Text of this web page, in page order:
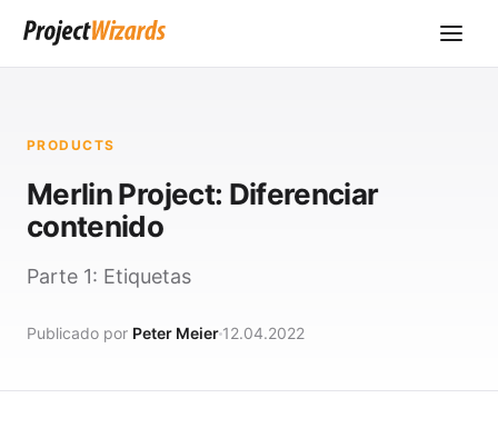
PRODUCTS
Merlin Project: Diferenciar
contenido
Parte 1: Etiquetas
Publicado por Peter Meier 12.04.2022